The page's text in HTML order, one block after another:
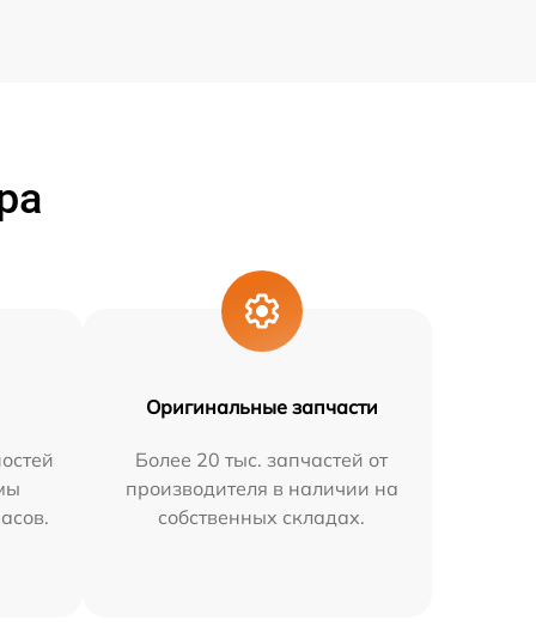
Оригинальные запчасти
Более 20 тыс. запчастей от
производителя в наличии на
собственных складах.